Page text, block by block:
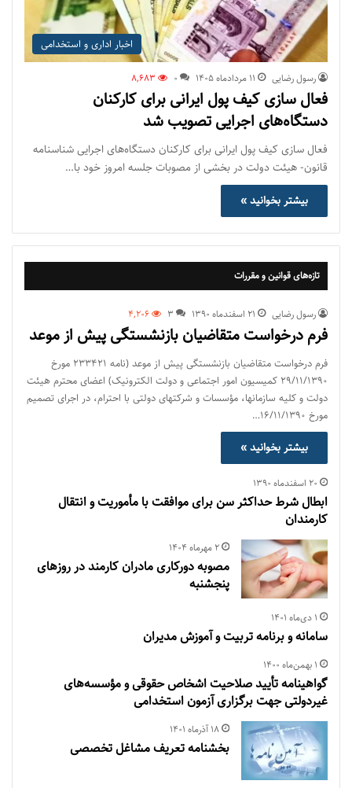
اخبار اداری و استخدامی
رسول رضایی ۱۱ مرداد‌ماه ۱۴۰۵ 0
8,683
فعال سازی کیف پول ایرانی برای کارکنان
دستگاه‌های اجرایی تصویب شد
فعال سازی کیف پول ایرانی برای کارکنان دستگاه‌های اجرایی شناسنامه
قانون- هیئت دولت در بخشی از مصوبات جلسه امروز خود با…
بیشتر بخوانید »
تازه‌های قوانین و مقررات
رسول رضایی ۲۱ اسفند‌ماه ۱۳۹۰ 3
4,206
فرم درخواست متقاضیان بازنشستگی پیش از موعد
فرم درخواست متقاضیان بازنشستگی پیش از موعد (نامه ۲۳۳۴۲۱ مورخ
۲۹/۱۱/۱۳۹۰ کمیسیون امور اجتماعی و دولت الکترونیک) اعضای محترم هیئت
دولت و کلیه سازمانها، مؤسسات و شرکتهای دولتی با احترام، در اجرای تصمیم
مورخ ۱۶/۱۱/۱۳۹۰…
بیشتر بخوانید »
۲۰ اسفند‌ماه ۱۳۹۰
ابطال شرط حداکثر سن برای موافقت با مأموریت و انتقال
کارمندان
۲ مهر‌ماه ۱۴۰۴
مصوبه دورکاری مادران کارمند در روزهای
پنجشنبه
۱ دی‌ماه ۱۴۰۱
سامانه و برنامه تربیت و آموزش مدیران
۱ بهمن‌ماه ۱۴۰۰
گواهینامه تأیید صلاحیت اشخاص حقوقی و مؤسسه‌های
غیردولتی جهت برگزاری آزمون استخدامی
۱۸ آذر‌ماه ۱۴۰۱
بخشنامه تعريف مشاغل تخصصی